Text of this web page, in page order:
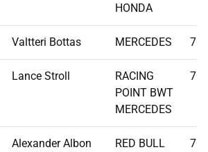
HONDA
Valtteri Bottas MERCEDES 70
Lance Stroll
RACING
POINT BWT
MERCEDES
70
Alexander Albon
RED BULL
70